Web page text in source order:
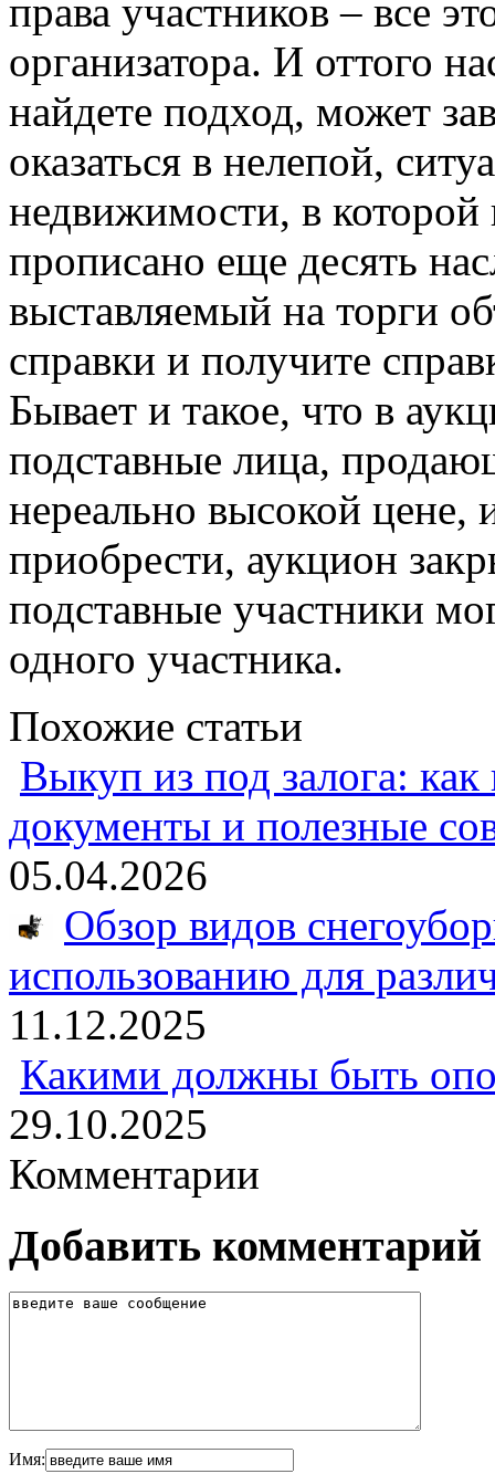
права участников – все
организатора. И оттого
найдете подход, может
оказаться в нелепой,
недвижимости, в
прописано еще десять
выставляемый на торги
справки и получите
Бывает и такое, что в
подставные лица,
нереально высокой цене,
приобрести, аукцион
подставные участники
одного участника.
Похожие статьи
Выкуп из под залога:
документы и полезные
05.04.2026
Обзор видов
использованию для
11.12.2025
Какими должны быть
29.10.2025
Комментарии
Добавить комментарий
Имя: